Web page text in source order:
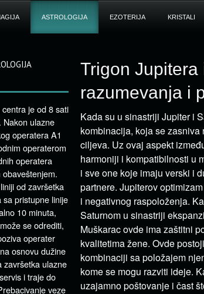
ASTROLOGIJA EZOTERIJA KRISTALI
Trigon
razumevanja i
Kada su u sinastriji Jupiter i
kombinacija, koja se
ciljeva. Uz ovaj aspekt
harmoniji i kompatibilnosti u
i sve one koje imaju verski i
partnere. Jupiterov
i negativnog raspoloženja.
Saturnom u sinastriji
Muškarac ovde ima zaštitni
kvalitetima žene. Ovde
kombinaciji sa položajem
kome se mogu razviti ideje.
uzajamno poštovanje i čast
je od 8 sati
Nakon ulazne
operatera A1
operaterom
operatera
od završetka
sa pristupne linije
10 minuta,
se odrediti,
operater
osnovu dužine
završetka ulazne
i traje do
veze